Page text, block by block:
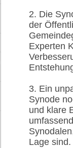
2. Die
der
Experten
3. Ein
Synode
und klare
Lage sind.